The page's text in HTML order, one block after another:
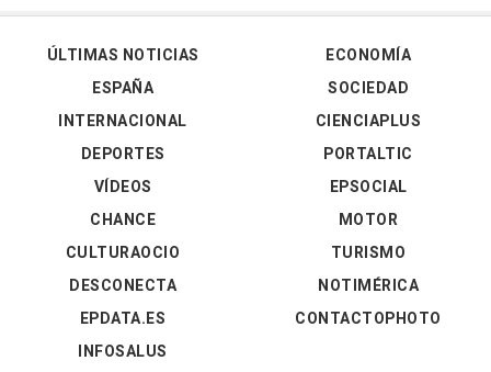
ÚLTIMAS NOTICIAS
ESPAÑA
INTERNACIONAL
DEPORTES
VÍDEOS
ECONOMÍA
SOCIEDAD
CIENCIAPLUS
PORTALTIC
EPSOCIAL
CHANCE
CULTURAOCIO
DESCONECTA
EPDATA.ES
INFOSALUS
MOTOR
TURISMO
NOTIMÉRICA
CONTACTOPHOTO